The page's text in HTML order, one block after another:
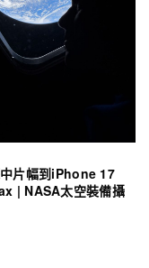
片幅到iPhone 17
| NASA太空裝備攝